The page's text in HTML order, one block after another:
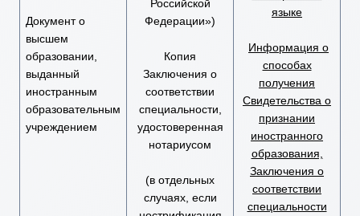
Документ о
высшем
образовании,
выданный
иностранным
образовательным
учреждением
Российской
Федерации»)
Копия
Заключения о
соответствии
специальности,
удостоверенная
нотариусом
(в отдельных
случаях, если
языке
Информация о
способах
получения
Свидетельства о
признании
иностранного
образования,
Заключения о
соответствии
специальности